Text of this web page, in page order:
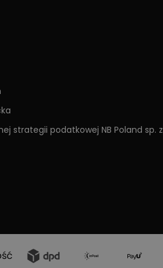
strategii podatkowej NB Poland sp. z